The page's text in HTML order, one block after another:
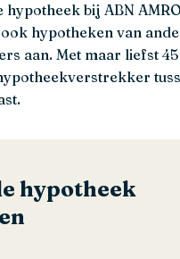
bij ABN
ook hypotheken van
aan. Met maar liefst
hypotheek